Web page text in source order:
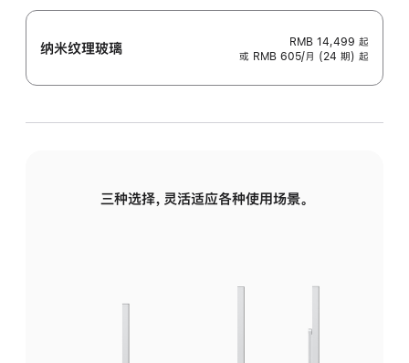
纳米纹理玻璃 RMB 14,499 起
或 RMB 605/月 (24 期) 起
三种选择，灵活适应各种使用场景。